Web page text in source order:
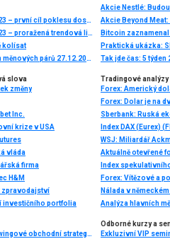
Analýza páru USD/CAD na 13. ledna 2023 – první cíl poklesu dosažen
Analýza páru USD/CAD na 1. června 2023 – proražená trendová linie a potenciál dalšího poklesu
kolísat
Denní rychlý přehled – analýzy hlavních měnových párů 27.12.2013
Akcie Nestlé:
Akcie Beyond
Bitcoin
Praktická ukázka:
Tak jde čas: 5 týden
slova
změny
Inc.
krize v USA
vláda
firma
H&M
zpravodajství
investičního portfolia
Tradingové analýzy
Sberbank: Ruská
Index DAX (Eurex)
Aktuálně otevřené
Index
Forex: Vítězové a
Nálada v
Analýza hlavních
Kniha "FOREX – Ziskové intradenní a swingové obchodní strategie" od Kathy Lien vychází v češtině!
Odborné kurzy a
Exkluzivní VIP